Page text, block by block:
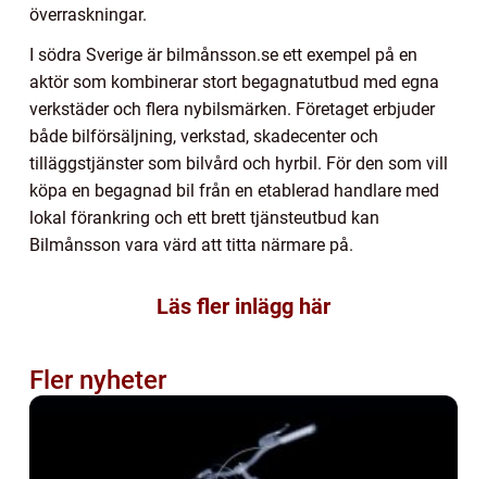
överraskningar.
I södra Sverige är bilmånsson.se ett exempel på en
aktör som kombinerar stort begagnatutbud med egna
verkstäder och flera nybilsmärken. Företaget erbjuder
både bilförsäljning, verkstad, skadecenter och
tilläggstjänster som bilvård och hyrbil. För den som vill
köpa en begagnad bil från en etablerad handlare med
lokal förankring och ett brett tjänsteutbud kan
Bilmånsson vara värd att titta närmare på.
Läs fler inlägg här
Fler nyheter